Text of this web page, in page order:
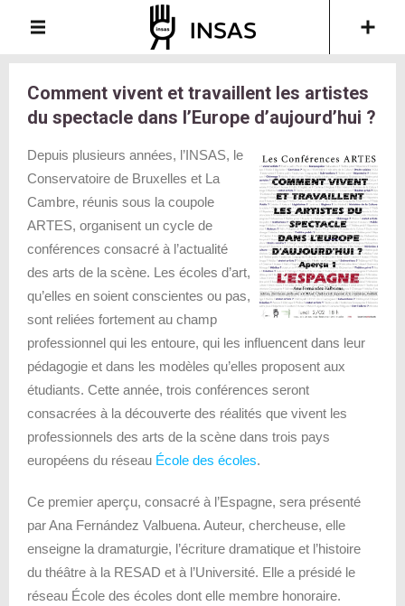
Comment vivent et travaillent les artistes
du spectacle dans l’Europe d’aujourd’hui ?
Depuis plusieurs années, l’INSAS, le
Conservatoire de Bruxelles et La
Cambre, réunis sous la coupole
ARTES, organisent un cycle de
conférences consacré à l’actualité
des arts de la scène. Les écoles d’art,
qu’elles en soient conscientes ou pas,
sont reliées fortement au champ
professionnel qui les entoure, qui les influencent dans leur
pédagogie et dans les modèles qu’elles proposent aux
étudiants. Cette année, trois conférences seront
consacrées à la découverte des réalités que vivent les
professionnels des arts de la scène dans trois pays
européens du réseau École des écoles.
Ce premier aperçu, consacré à l’Espagne, sera présenté
par Ana Fernández Valbuena. Auteur, chercheuse, elle
enseigne la dramaturgie, l’écriture dramatique et l’histoire
du théâtre à la RESAD et à l’Université. Elle a présidé le
réseau École des écoles dont elle membre honoraire.